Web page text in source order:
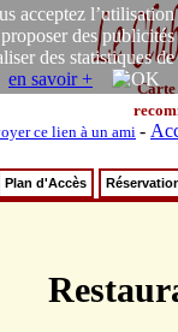
acceptez l’utilisation
des publicités
des statistiques de
en savoir +
Carte
ce lien à un ami-
Plan d'Accès